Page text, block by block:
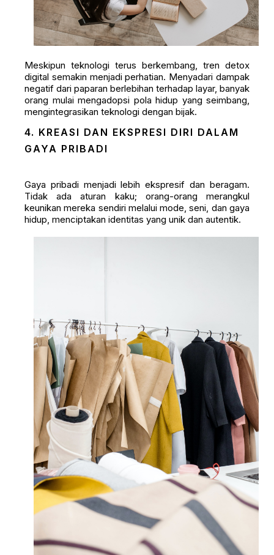
Meskipun teknologi terus berkembang, tren detox
digital semakin menjadi perhatian. Menyadari dampak
negatif dari paparan berlebihan terhadap layar, banyak
orang mulai mengadopsi pola hidup yang seimbang,
mengintegrasikan teknologi dengan bijak.
4. KREASI DAN EKSPRESI DIRI DALAM
GAYA PRIBADI
Gaya pribadi menjadi lebih ekspresif dan beragam.
Tidak ada aturan kaku; orang-orang merangkul
keunikan mereka sendiri melalui mode, seni, dan gaya
hidup, menciptakan identitas yang unik dan autentik.